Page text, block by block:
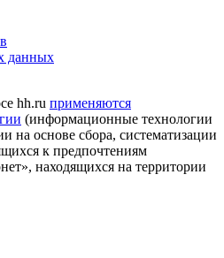
данных
hh.ru применяются
(информационные технологии
на основе сбора, систематизации
к предпочтениям
находящихся на территории